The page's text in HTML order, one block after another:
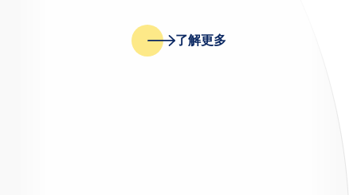
了解更多